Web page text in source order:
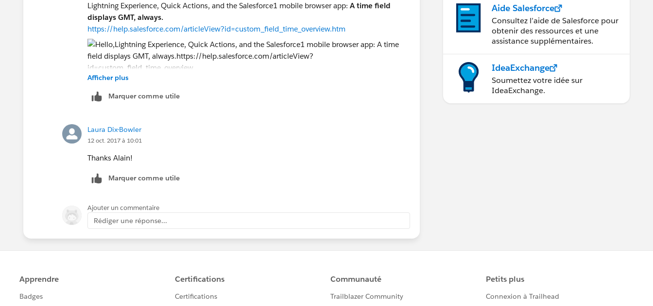
Lightning Experience, Quick Actions, and the Salesforce1 mobile browser app: A time field
displays GMT, always.
https://help.salesforce.com/articleView?id=custom_field_time_overview.htm
Afficher plus
Marquer comme utile
Laura Dix-Bowler
12 oct. 2017 à 10:01
Thanks Alain!
Marquer comme utile
Ajouter un commentaire
Rédiger une réponse...
Aide Salesforce
Consultez l’aide de Salesforce pour
obtenir des ressources et une
assistance supplémentaires.
IdeaExchange
Soumettez votre idée sur
IdeaExchange.